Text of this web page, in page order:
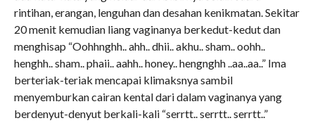
rintihan, erangan, lenguhan dan desahan kenikmatan. Sekitar
20 menit kemudian liang vaginanya berkedut-kedut dan
menghisap “Oohhnghh.. ahh.. dhii.. akhu.. sham.. oohh..
henghh.. sham.. phaii.. aahh.. honey.. hengnghh ..aa..aa..” Ima
berteriak-teriak mencapai klimaksnya sambil
menyemburkan cairan kental dari dalam vaginanya yang
berdenyut-denyut berkali-kali “serrtt.. serrtt.. serrtt..”